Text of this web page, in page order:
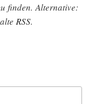
fin­den. Alter­na­ti­ve:
RSS.